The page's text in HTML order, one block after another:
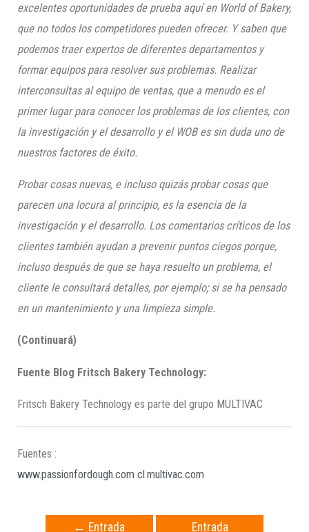
excelentes oportunidades de prueba aquí en World of Bakery,
que no todos los competidores pueden ofrecer. Y saben que
podemos traer expertos de diferentes departamentos y
formar equipos para resolver sus problemas. Realizar
interconsultas al equipo de ventas, que a menudo es el
primer lugar para conocer los problemas de los clientes, con
la investigación y el desarrollo y el WOB es sin duda uno de
nuestros factores de éxito.
Probar cosas nuevas, e incluso quizás probar cosas que
parecen una locura al principio, es la esencia de la
investigación y el desarrollo. Los comentarios críticos de los
clientes también ayudan a prevenir puntos ciegos porque,
incluso después de que se haya resuelto un problema, el
cliente le consultará detalles, por ejemplo; si se ha pensado
en un mantenimiento y una limpieza simple.
(Continuará)
Fuente Blog Fritsch Bakery Technology:
Fritsch Bakery Technology es parte del grupo MULTIVAC
Fuentes :
www.passionfordough.com cl.multivac.com
← Entrada Entrada